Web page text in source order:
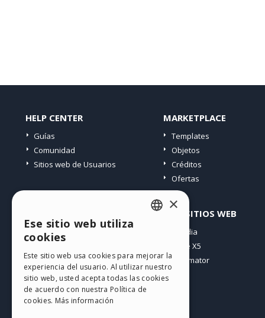
HELP CENTER
Guías
Comunidad
Sitios web de Usuarios
MARKETPLACE
Templates
Objetos
Créditos
Ofertas
Mis post
Mis download
Espacio Web
Mis Créditos
OTROS SITIOS WEB
Incomedia
WebSite X5
WebAnimator
GERMAN
SPANISH
×
Ese sitio web utiliza
cookies
Este sitio web usa cookies para mejorar la
experiencia del usuario. Al utilizar nuestro
sitio web, usted acepta todas las cookies
de acuerdo con nuestra Política de
cookies. Más información